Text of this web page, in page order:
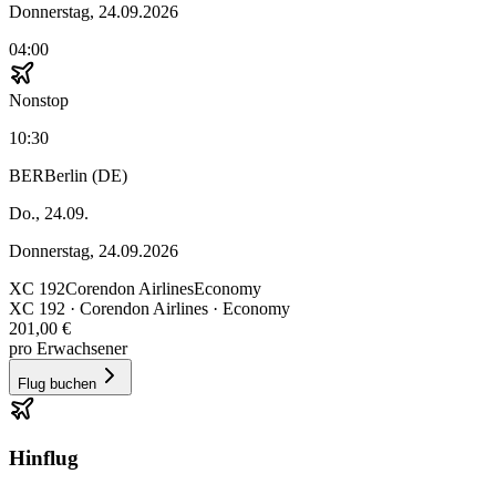
Donnerstag, 24.09.2026
04:00
Nonstop
10:30
BERBerlin (DE)
Do., 24.09.
Donnerstag, 24.09.2026
XC 192Corendon AirlinesEconomy
XC 192 · Corendon Airlines · Economy
201,00 €
pro Erwachsener
Flug buchen
Hinflug